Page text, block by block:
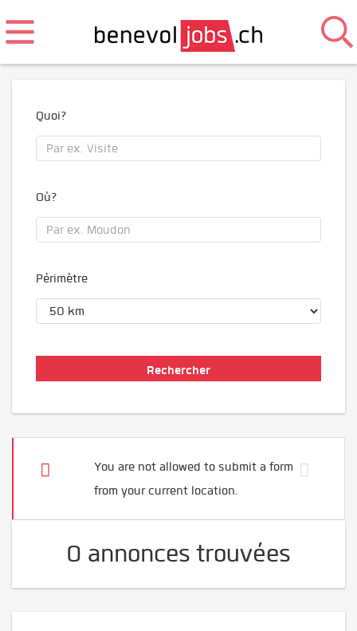
Quoi?
Où?
Périmètre
You are not allowed to submit a form
from your current location.
0 annonces trouvées